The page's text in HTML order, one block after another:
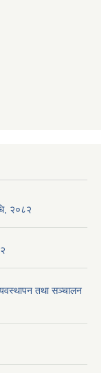
२०८२
तथा सञ्चालन